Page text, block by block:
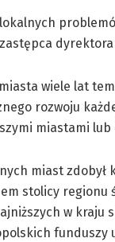
wiele lat
rozwoju
miastami
miast zdobył
stolicy
w kraju